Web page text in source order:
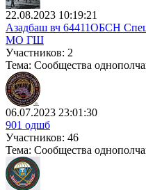
22.08.2023 10:19:21
Азадбаш вч 64411ОБСН
МО ГШ
Участников: 2
Тема: Сообщества
06.07.2023 23:01:30
901 одшб
Участников: 46
Тема: Сообщества